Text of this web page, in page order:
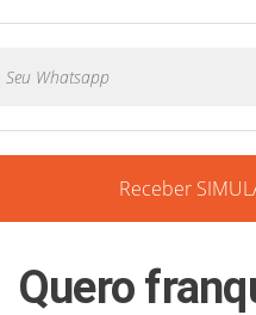
Receber
Quero